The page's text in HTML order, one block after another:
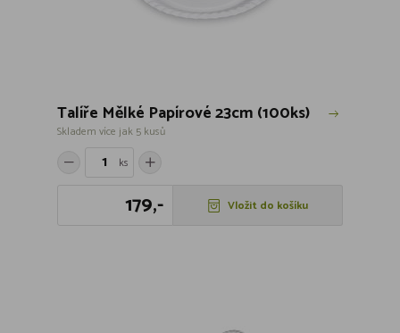
Talíře Mělké Papírové 23cm (100ks)
Skladem více jak 5 kusů
ks
179,- Vložit do košíku